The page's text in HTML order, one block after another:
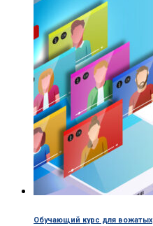
Обучающий курс для вожатых